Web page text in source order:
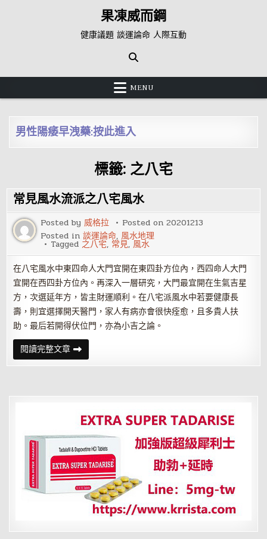
果凍威而鋼
健康議題 談運論命 人際互動
MENU
男性陽痿早洩藥:按此進入
標籤: 之八宅
常見風水流派之八宅風水
Posted by威格拉 Posted on20201213
Posted in談運論命, 風水地理
Tagged 之八宅, 常見, 風水
在八宅風水中東四命人大門宜開在東四卦方位內，西四命人大門
宜開在西四卦方位內。再深入一層研究，大門最宜開在生氣吉星
方，次選延年方，皆主財運順利。在八宅派風水中若要健康長
壽，則宜選擇開天醫門，家人有病亦會很快痊愈，且多貴人扶
助。最后若開得伏位門，亦為小吉之論。
閱讀完整文章常
見
風
之
風
水